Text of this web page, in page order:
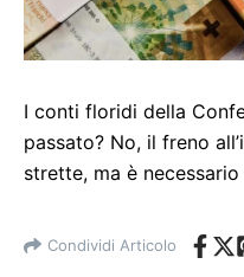
I conti floridi della
passato? No, il freno
strette, ma è
Condividi Articolo